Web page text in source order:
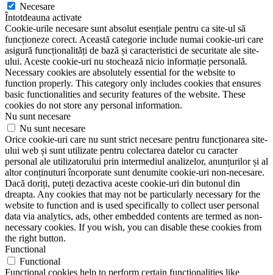
Necesare
Întotdeauna activate
Cookie-urile necesare sunt absolut esențiale pentru ca site-ul să
funcționeze corect. Această categorie include numai cookie-uri care
asigură funcționalități de bază și caracteristici de securitate ale site-
ului. Aceste cookie-uri nu stochează nicio informație personală.
Necessary cookies are absolutely essential for the website to
function properly. This category only includes cookies that ensures
basic functionalities and security features of the website. These
cookies do not store any personal information.
Nu sunt necesare
Nu sunt necesare
Orice cookie-uri care nu sunt strict necesare pentru funcționarea site-
ului web și sunt utilizate pentru colectarea datelor cu caracter
personal ale utilizatorului prin intermediul analizelor, anunțurilor și al
altor conținuturi încorporate sunt denumite cookie-uri non-necesare.
Dacă doriți, puteți dezactiva aceste cookie-uri din butonul din
dreapta. Any cookies that may not be particularly necessary for the
website to function and is used specifically to collect user personal
data via analytics, ads, other embedded contents are termed as non-
necessary cookies. If you wish, you can disable these cookies from
the right button.
Functional
Functional
Functional cookies help to perform certain functionalities like